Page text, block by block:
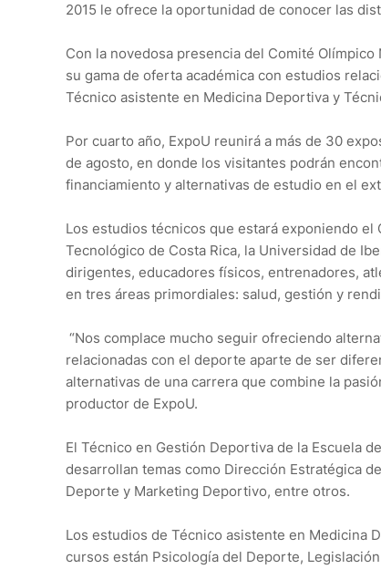
2015 le ofrece la oportunidad de conocer las
Con la novedosa presencia del Comité
su gama de oferta académica con estudios
Técnico asistente en Medicina Deportiva y
Por cuarto año, ExpoU reunirá a más de 30
de agosto, en donde los visitantes podrán
financiamiento y alternativas de estudio en el
Los estudios técnicos que estará exponiendo
Tecnológico de Costa Rica, la Universidad de
dirigentes, educadores físicos, entrenadores,
en tres áreas primordiales: salud, gestión y
“Nos complace mucho seguir ofreciendo
relacionadas con el deporte aparte de ser
alternativas de una carrera que combine la
productor de ExpoU.
El Técnico en Gestión Deportiva de la Escuela
desarrollan temas como Dirección Estratégica
Deporte y Marketing Deportivo, entre otros.
Los estudios de Técnico asistente en Medicina
cursos están Psicología del Deporte,